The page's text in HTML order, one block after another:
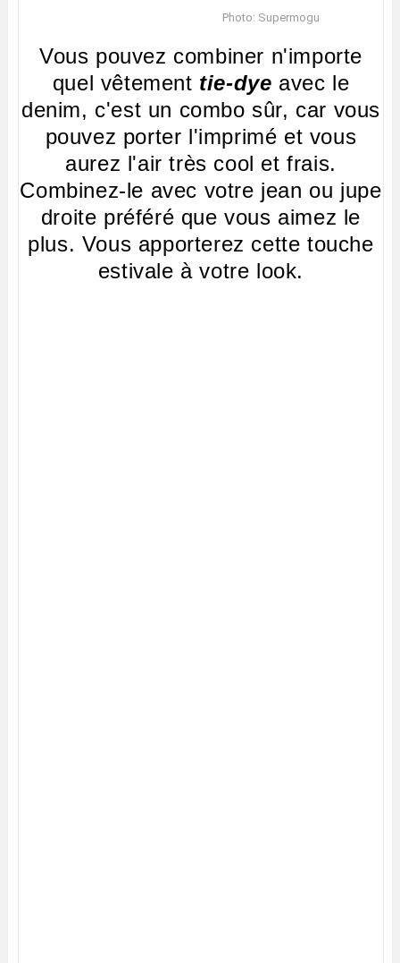
Photo: Supermogu
Vous pouvez combiner n'importe
quel vêtement tie-dye avec le
denim, c'est un combo sûr, car vous
pouvez porter l'imprimé et vous
aurez l'air très cool et frais.
Combinez-le avec votre jean ou jupe
droite préféré que vous aimez le
plus. Vous apporterez cette touche
estivale à votre look.